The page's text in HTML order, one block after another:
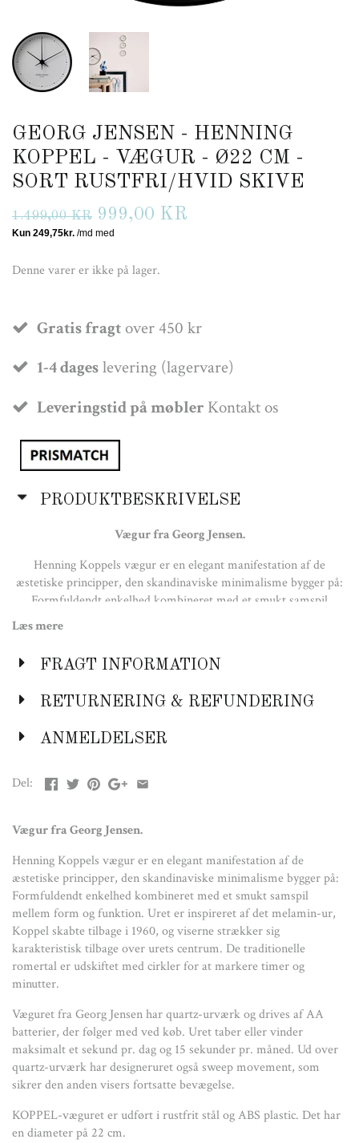
GEORG JENSEN - HENNING
KOPPEL - VÆGUR - Ø22 CM -
SORT RUSTFRI/HVID SKIVE
1.499,00 KR 999,00 KR
Denne varer er ikke på lager.
Gratis fragtover 450 kr
1-4 dageslevering (lagervare)
Leveringstid på møbler Kontakt os
PRODUKTBESKRIVELSE
Vægur fra Georg Jensen.
Henning Koppels vægur er en elegant manifestation af de
æstetiske principper, den skandinaviske minimalisme bygger på:
Formfuldendt enkelhed kombineret med et smukt samspil
karakteristisk tilbage over urets centrum. De traditionelle
romertal er udskiftet med cirkler for at markere timer og
batterier, der følger med ved køb. Uret taber eller vinder
sikrer den anden visers fortsatte bevægelse.
en diameter på 22 cm.
Farve:
Sort rustfri med hvid skive
Størrelse:
Ø: 220 mm.
Rustfrit stål, ABS-plastik
Plejeanvisning:
Tørres af med fugtig klud
Læs mere
FRAGT INFORMATION
RETURNERING & REFUNDERING
ANMELDELSER
Del:
Vægur fra Georg Jensen.
Henning Koppels vægur er en elegant manifestation af de
æstetiske principper, den skandinaviske minimalisme bygger på:
Formfuldendt enkelhed kombineret med et smukt samspil
mellem form og funktion. Uret er inspireret af det melamin-ur,
Koppel skabte tilbage i 1960, og viserne strækker sig
karakteristisk tilbage over urets centrum. De traditionelle
romertal er udskiftet med cirkler for at markere timer og
minutter.
Væguret fra Georg Jensen har quartz-urværk og drives af AA
batterier, der følger med ved køb. Uret taber eller vinder
maksimalt et sekund pr. dag og 15 sekunder pr. måned. Ud over
quartz-urværk har designeruret også sweep movement, som
sikrer den anden visers fortsatte bevægelse.
KOPPEL-væguret er udført i rustfrit stål og ABS plastic. Det har
en diameter på 22 cm.